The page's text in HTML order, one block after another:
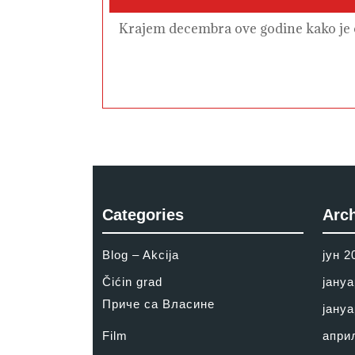
Krajem decembra ove godine kako
Categories
Blog – Akcija
Čićin grad
Приче са Власине
Film
јун